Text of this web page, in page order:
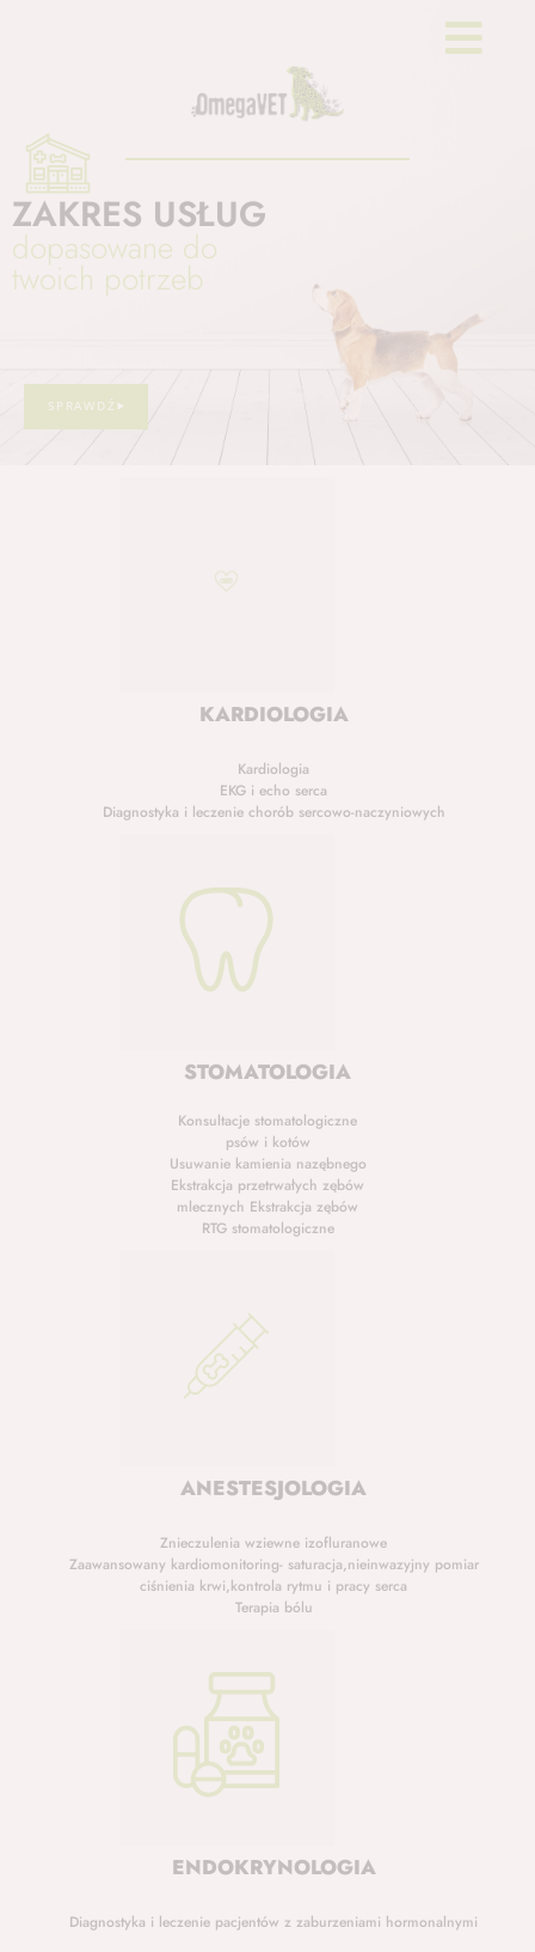
SPRAWDŹ
ZAKRES USŁUG
dopasowane do
twoich potrzeb
KARDIOLOGIA
Kardiologia
EKG i echo serca
Diagnostyka i leczenie chorób sercowo-naczyniowych
STOMATOLOGIA
Konsultacje stomatologiczne
psów i kotów
Usuwanie kamienia nazębnego
Ekstrakcja przetrwałych zębów
mlecznych Ekstrakcja zębów
RTG stomatologiczne
ANESTESJOLOGIA
Znieczulenia wziewne izofluranowe
Zaawansowany kardiomonitoring- saturacja,nieinwazyjny pomiar
ciśnienia krwi,kontrola rytmu i pracy serca
Terapia bólu
ENDOKRYNOLOGIA
Diagnostyka i leczenie pacjentów z zaburzeniami hormonalnymi